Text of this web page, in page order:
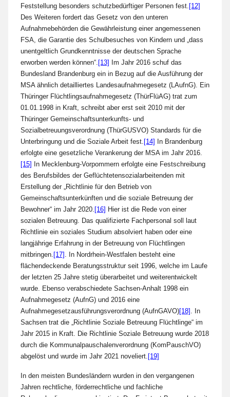
Feststellung besonders schutzbedürftiger Personen fest. [12]
Des Weiteren fordert das Gesetz von den unteren
Aufnahmebehörden die Gewährleistung einer angemessenen
FSA, die Garantie des Schulbesuches von Kindern und „dass
unentgeltlich Grundkenntnisse der deutschen Sprache
erworben werden können“. [13]
Im Jahr 2016 schuf das
Bundesland Brandenburg ein in Bezug auf die Ausführung der
MSA ähnlich detailliertes Landesaufnahmegesetz (LAufnG). Ein
Thüringer Flüchtlingsaufnahmegesetz (ThürFlüAG) trat zum
01.01.1998 in Kraft, schreibt aber erst seit 2010 mit der
Thüringer Gemeinschaftsunterkunfts- und
Sozialbetreuungsverordnung (ThürGUSVO) Standards für die
Unterbringung und die Soziale Arbeit fest. [14]
In Brandenburg
erfolgte eine gesetzliche Verankerung der MSA im Jahr 2016.
[15]
In Mecklenburg-Vorpommern erfolgte eine Festschreibung
des Berufsbildes der Geflüchtetensozialarbeitenden mit
Erstellung der „Richtlinie für den Betrieb von
Gemeinschaftsunterkünften und die soziale Betreuung der
Bewohner“ im Jahr 2020. [16] Hier ist die Rede von einer
sozialen Betreuung. Das qualifizierte Fachpersonal soll laut
Richtlinie ein soziales Studium absolviert haben oder eine
langjährige Erfahrung in der Betreuung von Flüchtlingen
mitbringen. [17] . In Nordrhein-Westfalen besteht eine
flächendeckende Beratungsstruktur seit 1996, welche im Laufe
der letzten 25 Jahre stetig überarbeitet und weiterentwickelt
wurde. Ebenso verabschiedete Sachsen-Anhalt 1998 ein
Aufnahmegesetz (AufnG) und 2016 eine
Aufnahmegesetzausführungsverordnung (AufnGAVO)[18] . In
Sachsen trat die „Richtlinie Soziale Betreuung Flüchtlinge“ im
Jahr 2015 in Kraft. Die Richtlinie Soziale Betreuung wurde 2018
durch die Kommunalpauschalenverordnung (KomPauschVO)
abgelöst und wurde im Jahr 2021 noveliert. [19]
In den meisten Bundesländern wurden in den vergangenen
Jahren rechtliche, förderrechtliche und fachliche